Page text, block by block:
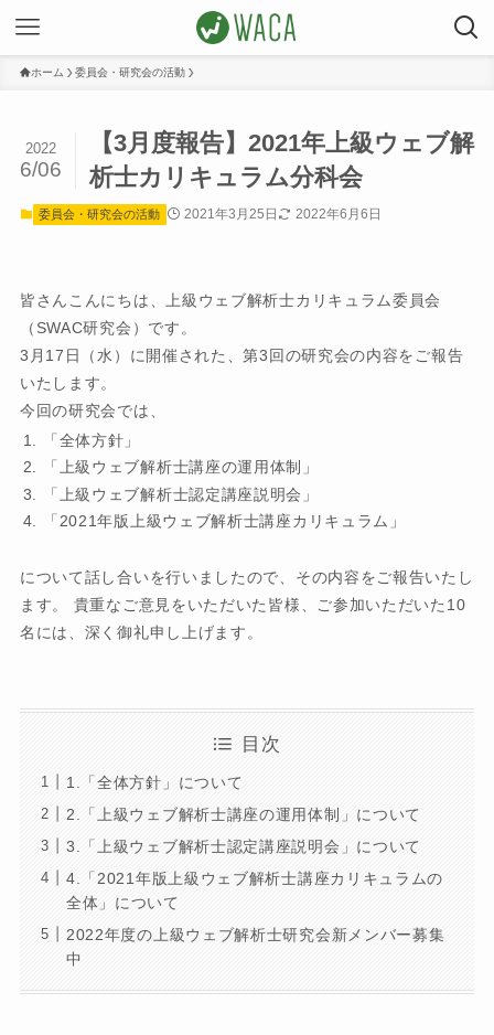
ホーム 委員会・研究会の活動
【3月度報告】2021年上級ウェブ解
析士カリキュラム分科会
2022
6/06
委員会・研究会の活動 2021年3月25日 2022年6月6日
皆さんこんにちは、上級ウェブ解析士カリキュラム委員会
（SWAC研究会）です。
3月17日（水）に開催された、第3回の研究会の内容をご報告
いたします。
今回の研究会では、
「全体方針」
「上級ウェブ解析士講座の運用体制」
「上級ウェブ解析士認定講座説明会」
「2021年版上級ウェブ解析士講座カリキュラム」
について話し合いを行いましたので、その内容をご報告いたし
ます。 貴重なご意見をいただいた皆様、ご参加いただいた10
名には、深く御礼申し上げます。
目次
1.「全体方針」について
2.「上級ウェブ解析士講座の運用体制」について
3.「上級ウェブ解析士認定講座説明会」について
4.「2021年版上級ウェブ解析士講座カリキュラムの
全体」について
2022年度の上級ウェブ解析士研究会新メンバー募集
中